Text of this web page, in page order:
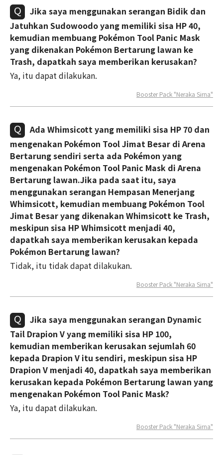
Jika saya menggunakan serangan Bidik dan
Jatuhkan Sudowoodo yang memiliki sisa HP 40,
kemudian membuang Pokémon Tool Panic Mask
yang dikenakan Pokémon Bertarung lawan ke
Trash, dapatkah saya memberikan kerusakan?
Ya, itu dapat dilakukan.
Booster Pack "Neraka Sirna"
Ada Whimsicott yang memiliki sisa HP 70 dan
mengenakan Pokémon Tool Jimat Besar di Arena
Bertarung sendiri serta ada Pokémon yang
mengenakan Pokémon Tool Panic Mask di Arena
Bertarung lawan.Jika pada saat itu, saya
menggunakan serangan Hempasan Menerjang
Whimsicott, kemudian membuang Pokémon Tool
Jimat Besar yang dikenakan Whimsicott ke Trash,
meskipun sisa HP Whimsicott menjadi 40,
dapatkah saya memberikan kerusakan kepada
Pokémon Bertarung lawan?
Tidak, itu tidak dapat dilakukan.
Booster Pack "Neraka Sirna"
Jika saya menggunakan serangan Dynamic
Tail Drapion V yang memiliki sisa HP 100,
kemudian memberikan kerusakan sejumlah 60
kepada Drapion V itu sendiri, meskipun sisa HP
Drapion V menjadi 40, dapatkah saya memberikan
kerusakan kepada Pokémon Bertarung lawan yang
mengenakan Pokémon Tool Panic Mask?
Ya, itu dapat dilakukan.
Booster Pack "Neraka Sirna"